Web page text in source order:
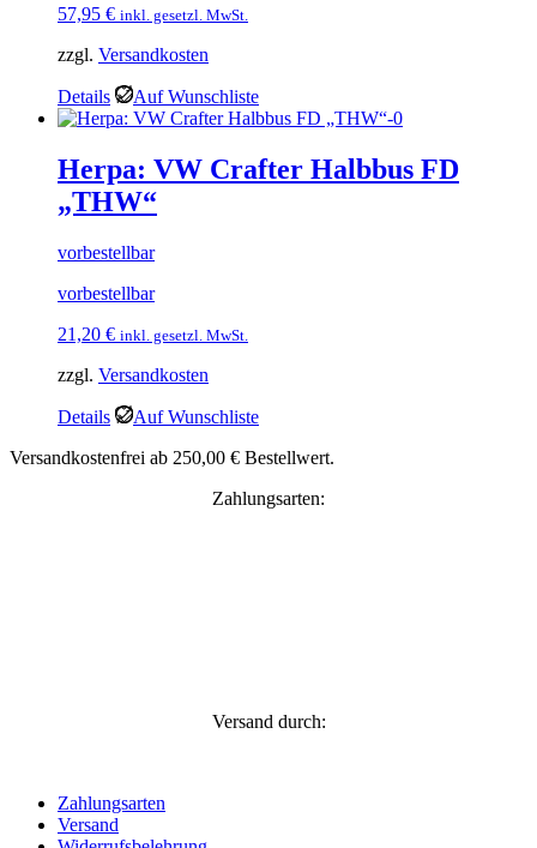
57,95 € inkl. gesetzl. MwSt.
zzgl. Versandkosten
Details Auf Wunschliste
Herpa: VW Crafter Halbbus FD
„THW“
vorbestellbar
vorbestellbar
21,20 € inkl. gesetzl. MwSt.
zzgl. Versandkosten
Details
Auf Wunschliste
Versandkostenfrei ab 250,00 € Bestellwert.
Zahlungsarten:
Versand durch:
Zahlungsarten
Versand